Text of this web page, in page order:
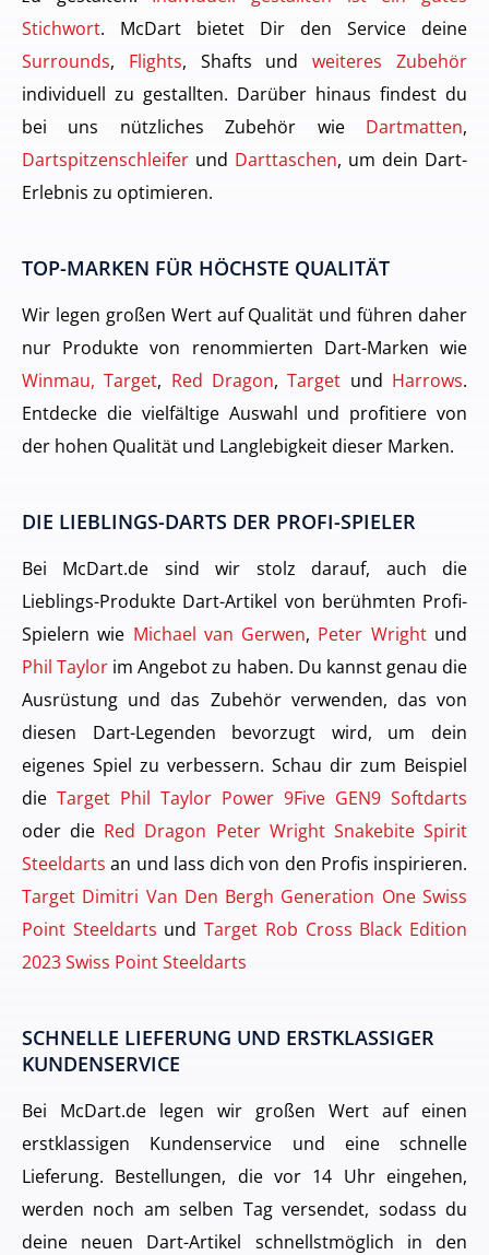
Stichwort. McDart bietet Dir den Service deine
Surrounds, Flights, Shafts undweiteres Zubehör
individuell zu gestallten. Darüber hinaus findest du
bei uns nützliches Zubehör wie Dartmatten,
Dartspitzenschleifer und Darttaschen, um dein Dart-
Erlebnis zu optimieren.
TOP-MARKEN FÜR HÖCHSTE QUALITÄT
Wir legen großen Wert auf Qualität und führen daher
nur Produkte von renommierten Dart-Marken wie
Winmau, Target, Red Dragon,Target und Harrows.
Entdecke die vielfältige Auswahl und profitiere von
der hohen Qualität und Langlebigkeit dieser Marken.
DIE LIEBLINGS-DARTS DER PROFI-SPIELER
Bei McDart.de sind wir stolz darauf, auch die
Lieblings-Produkte Dart-Artikel von berühmten Profi-
Spielern wie Michael van Gerwen, Peter Wrightund
Phil Taylor im Angebot zu haben. Du kannst genau die
Ausrüstung und das Zubehör verwenden, das von
diesen Dart-Legenden bevorzugt wird, um dein
eigenes Spiel zu verbessern. Schau dir zum Beispiel
die Target Phil Taylor Power 9Five GEN9 Softdarts
oder die Red Dragon Peter Wright Snakebite Spirit
Steeldarts an und lass dich von den Profis inspirieren.
Target Dimitri Van Den Bergh Generation One Swiss
Point Steeldarts undTarget Rob Cross Black Edition
2023 Swiss Point Steeldarts
SCHNELLE LIEFERUNG UND ERSTKLASSIGER
KUNDENSERVICE
Bei McDart.de legen wir großen Wert auf einen
erstklassigen Kundenservice und eine schnelle
Lieferung. Bestellungen, die vor 14 Uhr eingehen,
werden noch am selben Tag versendet, sodass du
deine neuen Dart-Artikel schnellstmöglich in den